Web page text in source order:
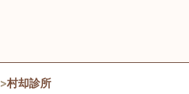
>村却診所